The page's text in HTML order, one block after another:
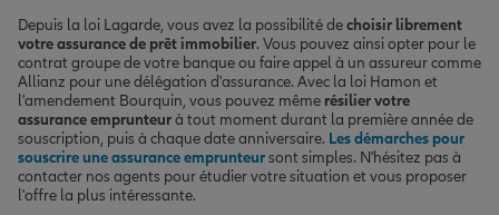
Depuis la loi Lagarde, vous avez la possibilité dechoisir librement
votre assurance de prêt immobilier. Vous pouvez ainsi opter pour le
contrat groupe de votre banque ou faire appel à un assureur comme
Allianz pour une délégation d'assurance. Avec la loi Hamon et
l'amendement Bourquin, vous pouvez même résilier votre
assurance emprunteurà tout moment durant la première année de
souscription, puis à chaque date anniversaire. Les démarches pour
souscrire une assurance emprunteursont simples. N'hésitez pas à
contacter nos agents pour étudier votre situation et vous proposer
l'offre la plus intéressante.